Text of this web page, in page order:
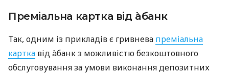
Преміальна картка від àбанк
Так, одним із прикладів є гривнева преміальна
картка від àбанк з можливістю безкоштовного
обслуговування за умови виконання депозитних